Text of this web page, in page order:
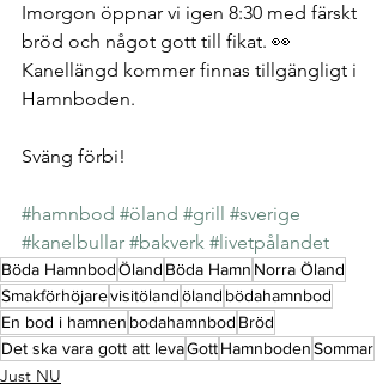
Imorgon öppnar vi igen 8:30 med färskt
bröd och något gott till fikat. 👀
Kanellängd kommer finnas tillgängligt i
Hamnboden.
Sväng förbi!
#hamnbod #öland #grill #sverige
#kanelbullar #bakverk #livetpålandet
Böda HamnbodÖland Böda Hamn Norra Öland
Smakförhöjarevisitölandöland bödahamnbod
En bod i hamnen bodahamnbod Bröd
Det ska vara gott att levaGottHamnbodenSommar
Just NU